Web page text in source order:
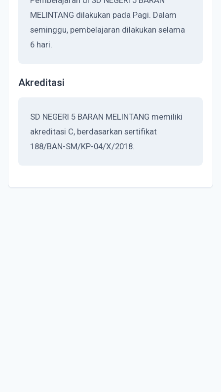
MELINTANG dilakukan pada Pagi. Dalam
seminggu, pembelajaran dilakukan selama
6 hari.
Akreditasi
SD NEGERI 5 BARAN MELINTANG memiliki
akreditasi C, berdasarkan sertifikat
188/BAN-SM/KP-04/X/2018.